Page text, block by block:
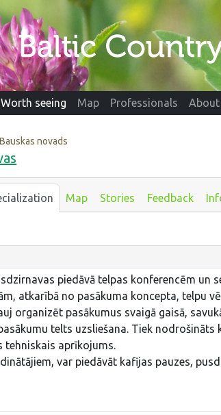
Worth seeing Map Professionals About
novads
Map Stories Feedback
piedāvā telpas konferencēm un
atkarībā no pasākuma koncepta, telpu
organizēt pasākumus svaigā gaisā,
telts uzsliešana. Tiek nodrošināts
tehniskais aprīkojums.
var piedāvāt kafijas pauzes,